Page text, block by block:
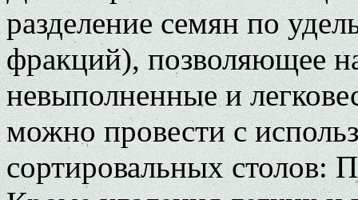
разделение семян по
фракций), позволяющее
невыполненные и
можно провести с
сортировальных